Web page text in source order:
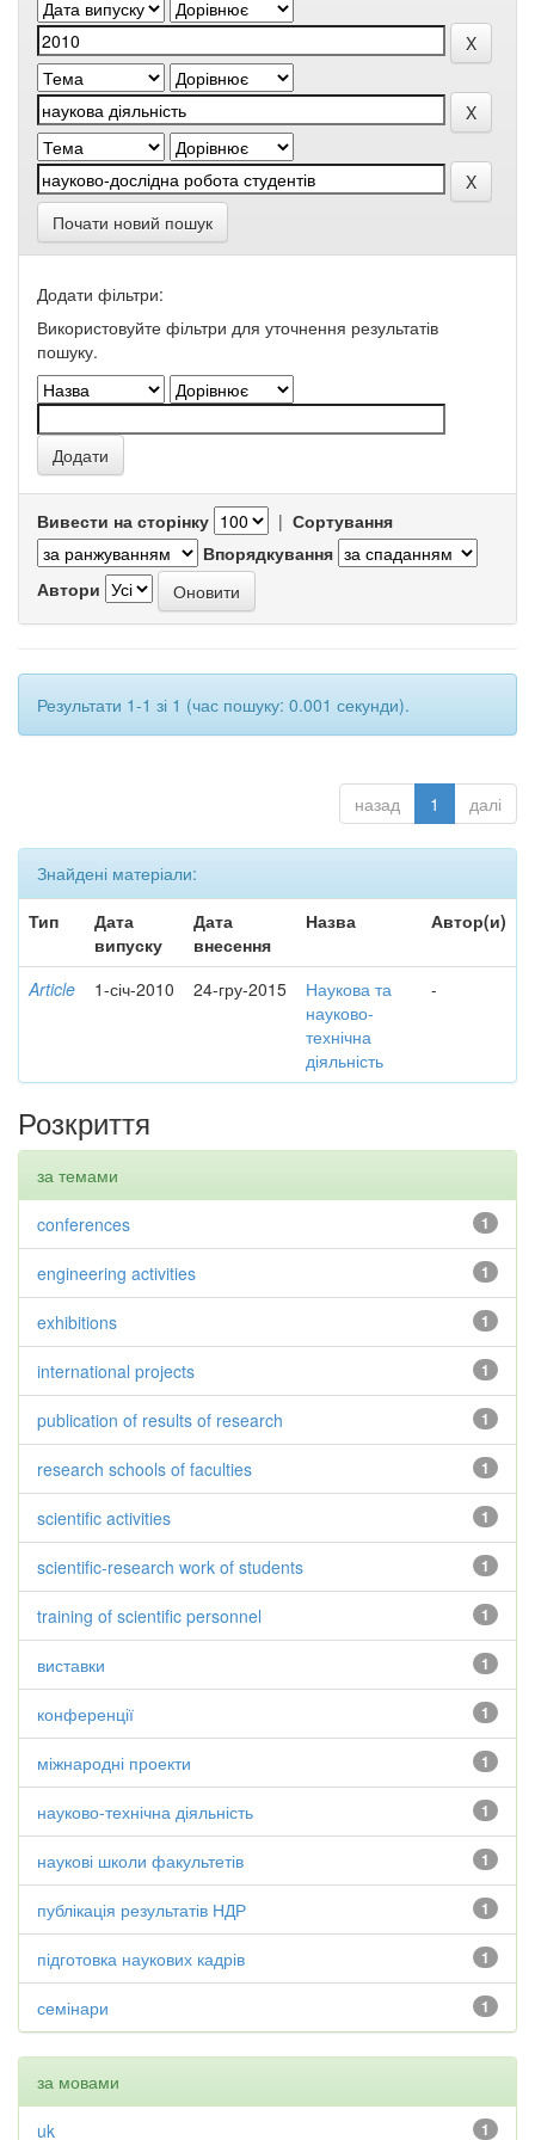
Почати новий пошук
Додати фільтри:
Використовуйте фільтри для уточнення результатів
пошуку.
Вивести на сторінку | Сортування
Впорядкування
Автори
Результати 1-1 зі 1 (час пошуку: 0.001 секунди).
назад 1 далі
Знайдені матеріали:
Тип
Дата
випуску
Дата
внесення
Назва Автор(и)
Article 1-січ-2010 24-гру-2015
Наукова та
науково-
технічна
діяльність
-
Розкриття
за темами
1
conferences
1
engineering activities
1
exhibitions
1
international projects
1
publication of results of research
1
research schools of faculties
1
scientific activities
1
scientific-research work of students
1
training of scientific personnel
1
виставки
1
конференції
1
міжнародні проекти
1
науково-технічна діяльність
1
наукові школи факультетів
1
публікація результатів НДР
1
підготовка наукових кадрів
1
семінари
за мовами
1
uk